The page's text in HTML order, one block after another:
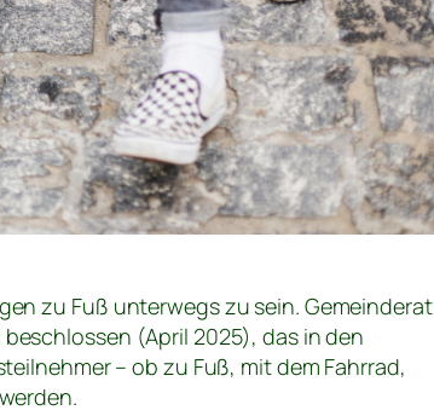
zu Fuß unterwegs zu sein. Gemeinderat
(April 2025), das in den
– ob zu Fuß, mit dem Fahrrad,